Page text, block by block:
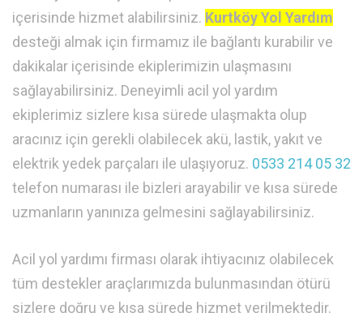
içerisinde hizmet alabilirsiniz. Kurtköy Yol Yardım
desteği almak için firmamız ile bağlantı kurabilir ve
dakikalar içerisinde ekiplerimizin ulaşmasını
sağlayabilirsiniz. Deneyimli acil yol yardım
ekiplerimiz sizlere kısa sürede ulaşmakta olup
aracınız için gerekli olabilecek akü, lastik, yakıt ve
elektrik yedek parçaları ile ulaşıyoruz. 0533 214 05 32
telefon numarası ile bizleri arayabilir ve kısa sürede
uzmanların yanınıza gelmesini sağlayabilirsiniz.
Acil yol yardımı firması olarak ihtiyacınız olabilecek
tüm destekler araçlarımızda bulunmasından ötürü
sizlere doğru ve kısa sürede hizmet verilmektedir.